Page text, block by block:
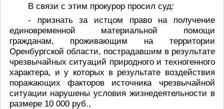
В связи с этим прокурор просил суд:
- признать за истцом право на получение
единовременной материальной помощи
гражданам, проживающим на территории
Оренбургской области, пострадавшим в результате
чрезвычайных ситуаций природного и техногенного
характера, и у которых в результате воздействия
поражающих факторов источника чрезвычайной
ситуации нарушены условия жизнедеятельности в
размере 10 000 руб.,